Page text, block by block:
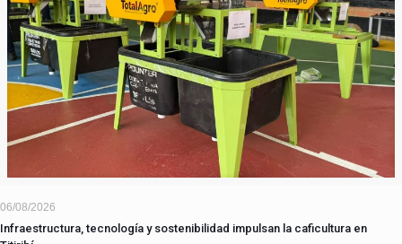
06/08/2026
Infraestructura, tecnología y sostenibilidad impulsan la caficultura en